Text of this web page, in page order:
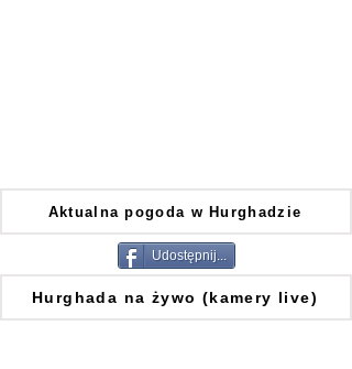
Aktualna pogoda w Hurghadzie
Udostępnij...
Hurghada na żywo (kamery live)